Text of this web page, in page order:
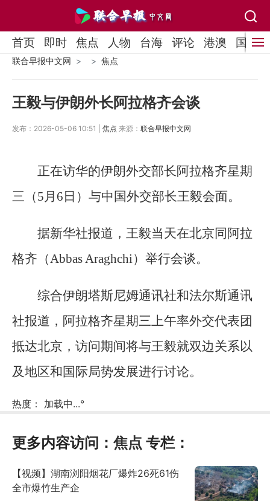
首页 即时 焦点 人物 台海 评论 港澳 国际
联合早报中文网 焦点
王毅与伊朗外长阿拉格齐会谈
发布：2026-05-06 10:51 | 焦点 来源： 联合早报中文网
正在访华的伊朗外交部长阿拉格齐星期
三（5月6日）与中国外交部长王毅会面。
据新华社报道，王毅当天在北京同阿拉
格齐（Abbas Araghchi）举行会谈。
综合伊朗塔斯尼姆通讯社和法尔斯通讯
社报道，阿拉格齐星期三上午率外交代表团
抵达北京，访问期间将与王毅就双边关系以
及地区和国际局势发展进行讨论。
热度： 加载中...°
更多内容访问： 焦点 专栏：
【视频】湖南浏阳烟花厂爆炸26死61伤
全市爆竹生产企